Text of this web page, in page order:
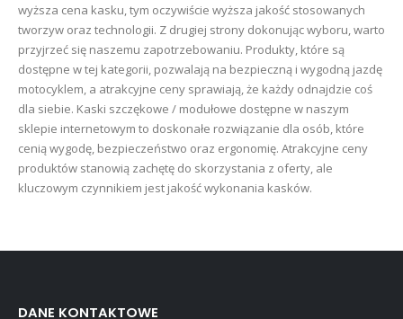
wyższa cena kasku, tym oczywiście wyższa jakość stosowanych
tworzyw oraz technologii. Z drugiej strony dokonując wyboru, warto
przyjrzeć się naszemu zapotrzebowaniu. Produkty, które są
dostępne w tej kategorii, pozwalają na bezpieczną i wygodną jazdę
motocyklem, a atrakcyjne ceny sprawiają, że każdy odnajdzie coś
dla siebie. Kaski szczękowe / modułowe dostępne w naszym
sklepie internetowym to doskonałe rozwiązanie dla osób, które
cenią wygodę, bezpieczeństwo oraz ergonomię. Atrakcyjne ceny
produktów stanowią zachętę do skorzystania z oferty, ale
kluczowym czynnikiem jest jakość wykonania kasków.
DANE KONTAKTOWE